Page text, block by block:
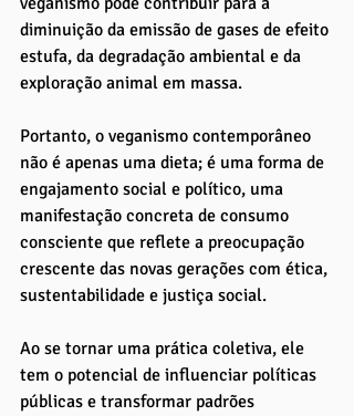
diminuição da emissão de gases de efeito
estufa, da degradação ambiental e da
exploração animal em massa.
Portanto, o veganismo contemporâneo
não é apenas uma dieta; é uma forma de
engajamento social e político, uma
manifestação concreta de consumo
consciente que reflete a preocupação
crescente das novas gerações com ética,
sustentabilidade e justiça social.
Ao se tornar uma prática coletiva, ele
tem o potencial de influenciar políticas
públicas e transformar padrões